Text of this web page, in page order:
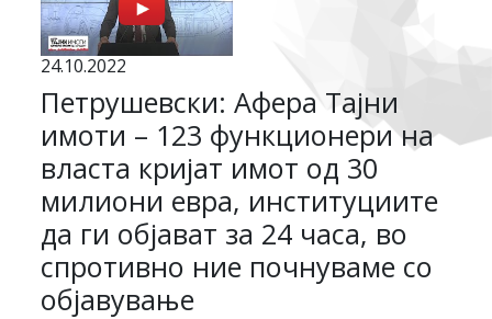
24.10.2022
Петрушевски: Афера Тајни
имоти – 123 функционери на
власта кријат имот од 30
милиони евра, институциите
да ги објават за 24 часа, во
спротивно ние почнуваме со
објавување